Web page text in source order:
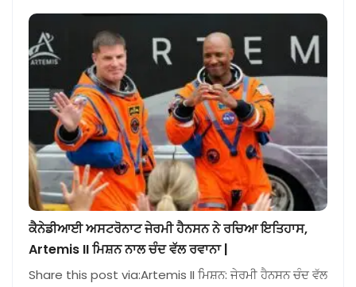
ਕੈਨੇਡੀਆਈ ਅਸਟਰੋਨਾਟ ਜੇਰਮੀ ਹੈਨਸਨ ਨੇ ਰਚਿਆ ਇਤਿਹਾਸ,
Artemis II ਮਿਸ਼ਨ ਨਾਲ ਚੰਦ ਵੱਲ ਰਵਾਨਾ |
Share this post via:Artemis II ਮਿਸ਼ਨ: ਜੇਰਮੀ ਹੈਨਸਨ ਚੰਦ ਵੱਲ